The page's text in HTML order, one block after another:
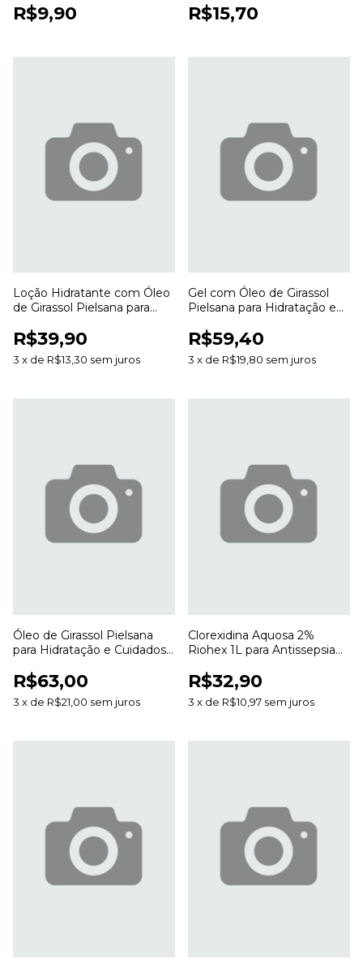
R$9,90 R$15,70
Loção Hidratante com Óleo
de Girassol Pielsana para
a Pele
R$39,90
3 x de R$13,30 sem juros
Gel com Óleo de Girassol
Pielsana para Hidratação e
R$59,40
3 x de R$19,80 sem juros
Óleo de Girassol Pielsana
para Hidratação e Cuidados
R$63,00
3 x de R$21,00 sem juros
Clorexidina Aquosa 2%
Riohex 1L para Antissepsia
R$32,90
3 x de R$10,97 sem juros